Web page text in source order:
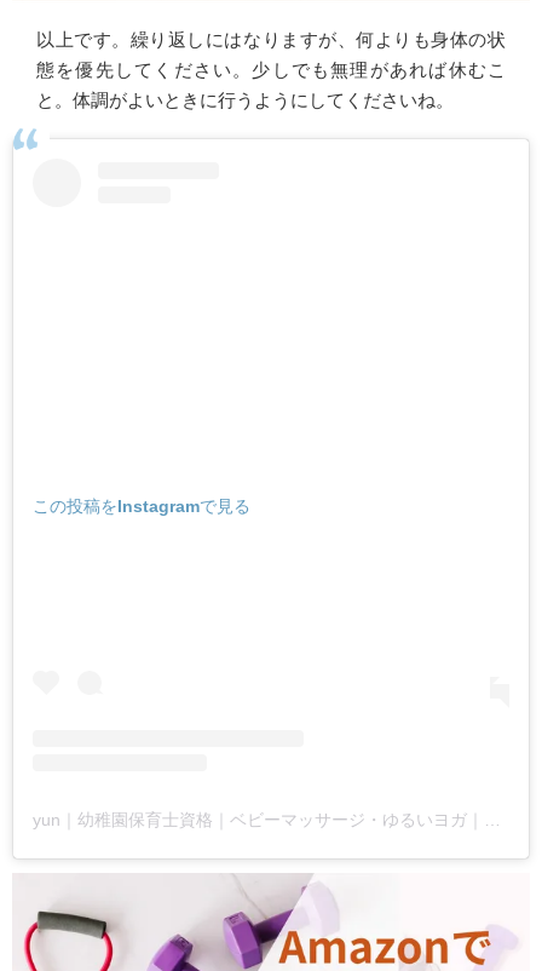
以上です。繰り返しにはなりますが、何よりも身体の状
態を優先してください。少しでも無理があれば休むこ
と。体調がよいときに行うようにしてくださいね。
この投稿をInstagramで見る